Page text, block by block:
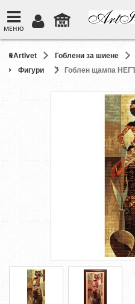
МЕНЮ
ArtIvet Гоблени за шиене
Фигури
Гоблен щампа